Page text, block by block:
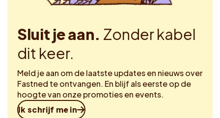
Sluit je aan. Zonder kabel
dit keer.
Meld je aan om de laatste updates en nieuws over
Fastned te ontvangen. En blijf als eerste op de
hoogte van onze promoties en events.
Ik schrijf me in